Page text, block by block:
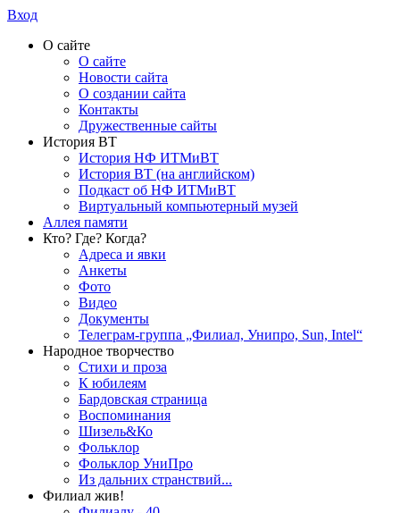
Вход
О сайте
О сайте
Новости сайта
О создании сайта
Контакты
Дружественные сайты
История ВТ
История НФ ИТМиВТ
История ВТ (на английском)
Подкаст об НФ ИТМиВТ
Виртуальный компьютерный музей
Аллея памяти
Кто? Где? Когда?
Адреса и явки
Анкеты
Фото
Видео
Документы
Телеграм-группа „Филиал, Унипро, Sun, Intel“
Народное творчество
Стихи и проза
К юбилеям
Бардовская страница
Воспоминания
Шизель&Ко
Фольклор
Фольклор УниПро
Из дальних странствий...
Филиал жив!